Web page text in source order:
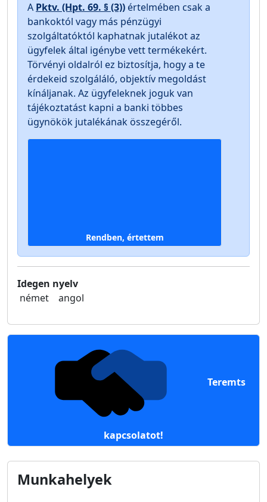
A Pktv. (Hpt. 69. § (3)) értelmében csak a
bankoktól vagy más pénzügyi
szolgáltatóktól kaphatnak jutalékot az
ügyfelek által igénybe vett termékekért.
Törvényi oldalról ez biztosítja, hogy a te
érdekeid szolgáláló, objektív megoldást
kínáljanak. Az ügyfeleknek joguk van
tájékoztatást kapni a banki többes
ügynökök jutalékának összegéről.
Rendben, értettem
Idegen nyelv
német
angol
Teremts
kapcsolatot!
Munkahelyek